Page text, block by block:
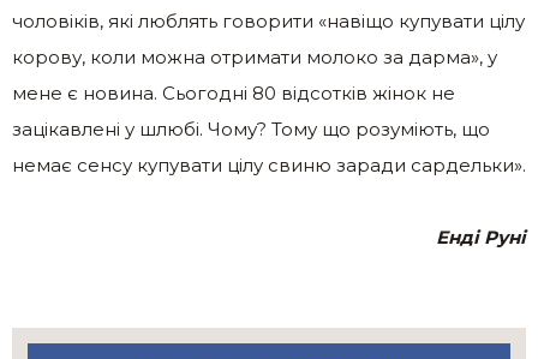
чоловіків, які люблять говорити «навіщо купувати цілу
корову, коли можна отримати молоко за дарма», у
мене є новина. Сьогодні 80 відсотків жінок не
зацікавлені у шлюбі. Чому? Тому що розуміють, що
немає сенсу купувати цілу свиню заради сардельки».
Енді Руні